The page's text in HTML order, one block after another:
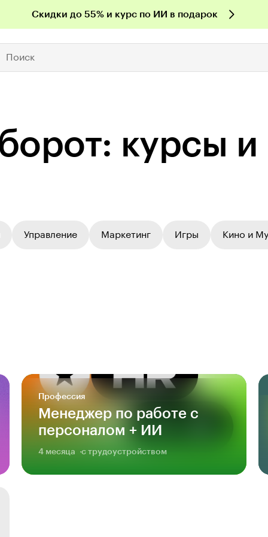
Скидки до 55% и курс по ИИ в подарок
Поиск
курсы и
Управление Маркетинг Игры Кино и
Профессия
Менеджер по работе с
персоналом + ИИ
4 месяца с трудоустройством